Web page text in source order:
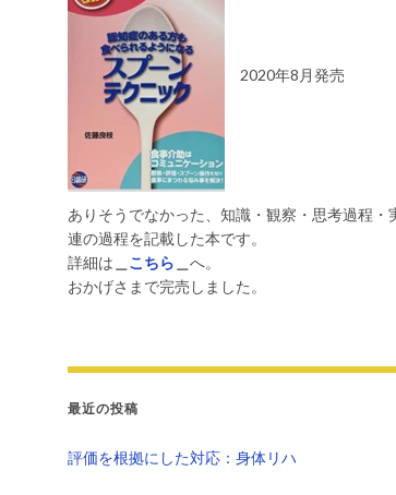
2020年8月発売
ありそうでなかった、知識・観察・思考過程・
連の過程を記載した本です。
詳細は
こちら
へ。
おかげさまで完売しました。
最近の投稿
評価を根拠にした対応：身体リハ